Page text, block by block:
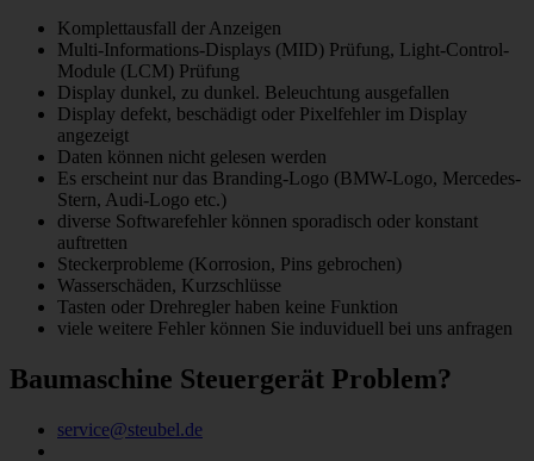
Komplettausfall der Anzeigen
Multi-Informations-Displays (MID) Prüfung, Light-Control-
Module (LCM) Prüfung
Display dunkel, zu dunkel. Beleuchtung ausgefallen
Display defekt, beschädigt oder Pixelfehler im Display
angezeigt
Daten können nicht gelesen werden
Es erscheint nur das Branding-Logo (BMW-Logo, Mercedes-
Stern, Audi-Logo etc.)
diverse Softwarefehler können sporadisch oder konstant
auftretten
Steckerprobleme (Korrosion, Pins gebrochen)
Wasserschäden, Kurzschlüsse
Tasten oder Drehregler haben keine Funktion
viele weitere Fehler können Sie induviduell bei uns anfragen
Baumaschine Steuergerät Problem?
service@steubel.de